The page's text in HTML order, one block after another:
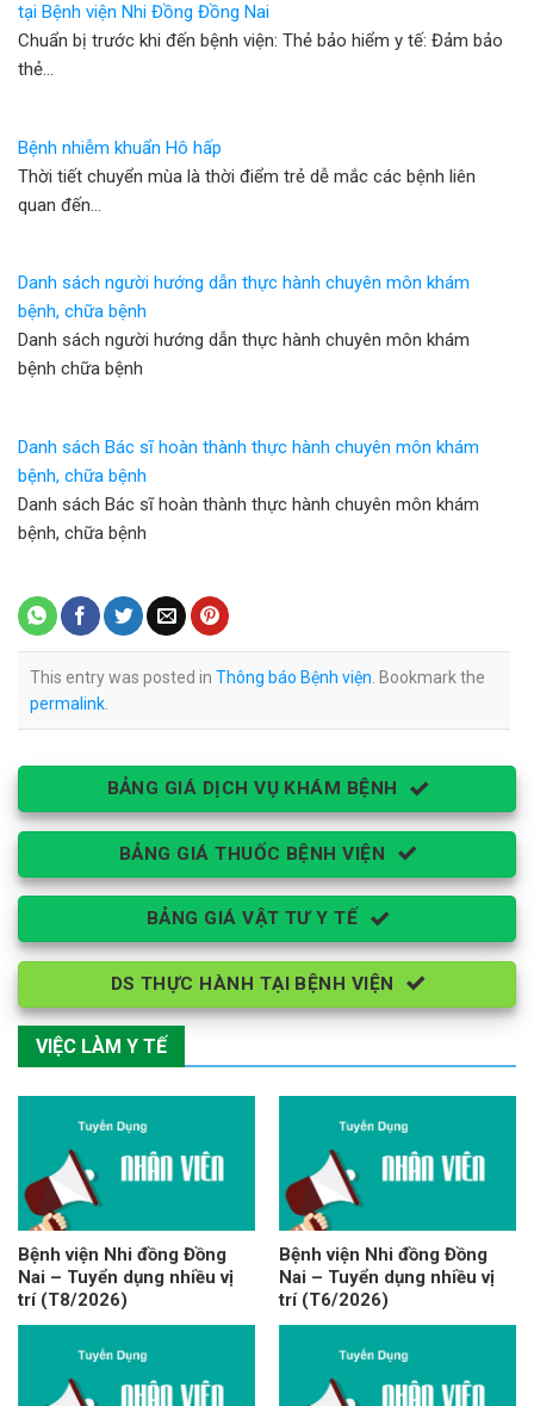
tại Bệnh viện Nhi Đồng Đồng Nai
Chuẩn bị trước khi đến bệnh viện: Thẻ bảo hiểm y tế: Đảm bảo
thẻ…
Bệnh nhiễm khuẩn Hô hấp
Thời tiết chuyển mùa là thời điểm trẻ dễ mắc các bệnh liên
quan đến…
Danh sách người hướng dẫn thực hành chuyên môn khám
bệnh, chữa bệnh
Danh sách người hướng dẫn thực hành chuyên môn khám
bệnh chữa bệnh
Danh sách Bác sĩ hoàn thành thực hành chuyên môn khám
bệnh, chữa bệnh
Danh sách Bác sĩ hoàn thành thực hành chuyên môn khám
bệnh, chữa bệnh
This entry was posted in Thông báo Bệnh viện. Bookmark the
permalink.
BẢNG GIÁ DỊCH VỤ KHÁM BỆNH
BẢNG GIÁ THUỐC BỆNH VIỆN
BẢNG GIÁ VẬT TƯ Y TẾ
DS THỰC HÀNH TẠI BỆNH VIỆN
VIỆC LÀM Y TẾ
Bệnh viện Nhi đồng Đồng
Nai – Tuyển dụng nhiều vị
trí (T8/2026)
Bệnh viện Nhi đồng Đồng
Nai – Tuyển dụng nhiều vị
trí (T6/2026)